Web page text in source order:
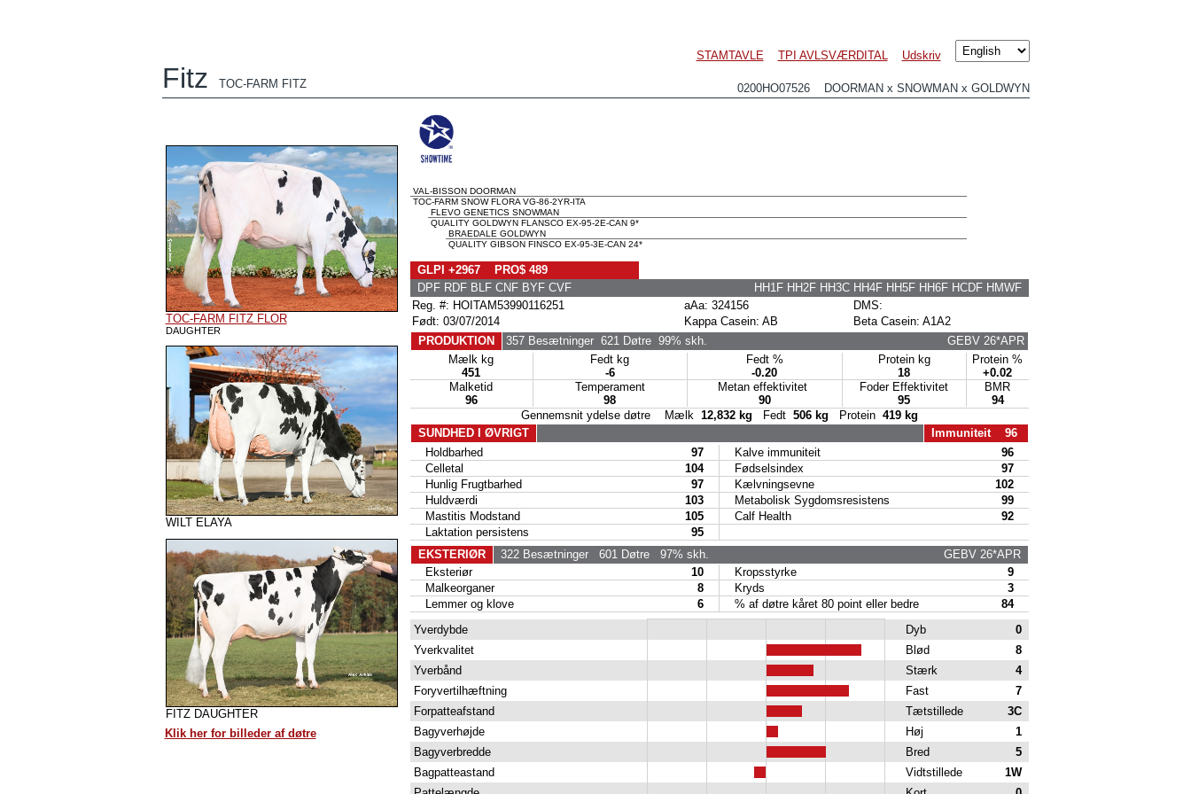
STAMTAVLE TPI AVLSVÆRDITAL Udskriv
Fitz TOC-FARM FITZ 0200HO07526 DOORMAN x SNOWMAN x GOLDWYN
TOC-FARM FITZ FLOR
DAUGHTER
WILT ELAYA
FITZ DAUGHTER
Klik her for billeder af døtre
VAL-BISSON DOORMAN
TOC-FARM SNOW FLORA VG-86-2YR-ITA
FLEVO GENETICS SNOWMAN
QUALITY GOLDWYN FLANSCO EX-95-2E-CAN 9*
BRAEDALE GOLDWYN
QUALITY GIBSON FINSCO EX-95-3E-CAN 24*
GLPI +2967 PRO$ 489
DPF RDF BLF CNF BYF CVF
HH1F HH2F HH3C HH4F HH5F HH6F HCDF HMWF
Reg. #: HOITAM53990116251
aAa: 324156
DMS:
Født: 03/07/2014
Kappa Casein: AB
Beta Casein: A1A2
PRODUKTION
357 Besætninger621 Døtre99% skh.
GEBV 26*APR
Mælk kg
451
Fedt kg
-6
Fedt %
-0.20
Protein kg
18
Protein %
+0.02
Malketid
96
Temperament
98
Metan effektivitet
90
Foder Effektivitet
95
BMR
94
Gennemsnit ydelse døtre Mælk 12,832 kg Fedt 506 kg Protein 419 kg
SUNDHED I ØVRIGT
Immuniteit 96
Holdbarhed
97 Kalve immuniteit
96
Celletal
104 Fødselsindex
97
Hunlig Frugtbarhed
97 Kælvningsevne
102
Huldværdi
103 Metabolisk Sygdomsresistens
99
Mastitis Modstand
105 Calf Health
92
Laktation persistens
95
EKSTERIØR
322 Besætninger601 Døtre97% skh.
GEBV 26*APR
Eksteriør
10 Kropsstyrke
9
Malkeorganer
8 Kryds
3
Lemmer og klove
6 % af døtre kåret 80 point eller bedre
84
Yverdybde
Dyb
0
Yverkvalitet
Blød
8
Yverbånd
Stærk
4
Foryvertilhæftning
Fast
7
Forpatteafstand
Tætstillede
3C
Bagyverhøjde
Høj
1
Bagyverbredde
Bred
5
Bagpatteastand
Vidtstillede
1W